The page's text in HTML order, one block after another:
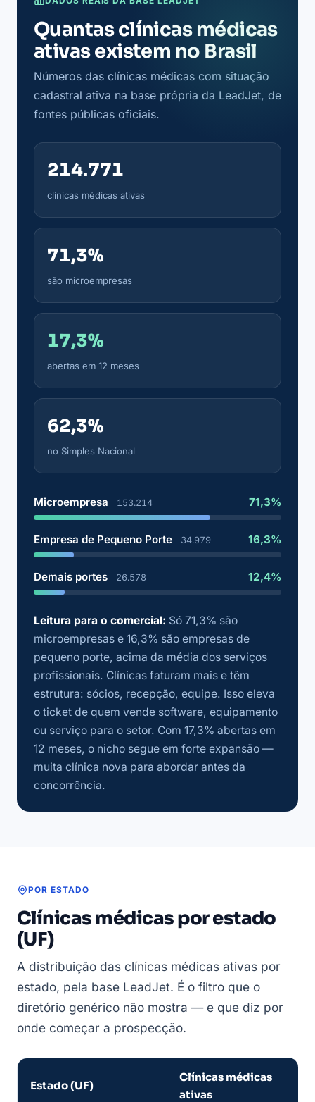
Quantas clínicas médicas
ativas existem no Brasil
Números das clínicas médicas com situação
cadastral ativa na base própria da LeadJet, de
fontes públicas oficiais.
214.771
clínicas médicas ativas
71,3%
são microempresas
17,3%
abertas em 12 meses
62,3%
no Simples Nacional
Microempresa 153.214 71,3%
Empresa de Pequeno Porte 34.979 16,3%
Demais portes 26.578 12,4%
Leitura para o comercial: Só 71,3% são
microempresas e 16,3% são empresas de
pequeno porte, acima da média dos serviços
profissionais. Clínicas faturam mais e têm
estrutura: sócios, recepção, equipe. Isso eleva
o ticket de quem vende software, equipamento
ou serviço para o setor. Com 17,3% abertas em
12 meses, o nicho segue em forte expansão —
muita clínica nova para abordar antes da
concorrência.
POR ESTADO
Clínicas médicas por estado
(UF)
A distribuição das clínicas médicas ativas por
estado, pela base LeadJet. É o filtro que o
diretório genérico não mostra — e que diz por
onde começar a prospecção.
Estado (UF)
Clínicas médicas
ativas